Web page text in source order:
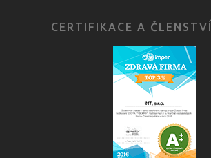
CERTIFIKACE A ČLENSTVÍ